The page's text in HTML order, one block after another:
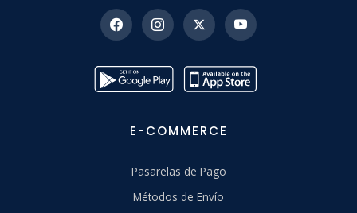
E-COMMERCE
Pasarelas de Pago
Métodos de Envío